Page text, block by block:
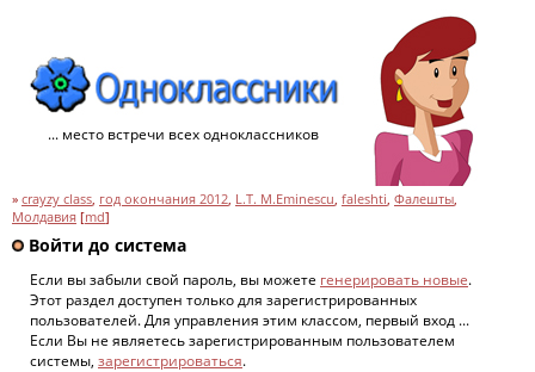
... место встречи всех одноклассников
» crayzy class, год окончания 2012, L.T. M.Eminescu, faleshti, Фалешты,
Молдавия [md]
Войти до система
Если вы забыли свой пароль, вы можете генерировать новые.
Этот раздел доступен только для зарегистрированных
пользователей. Для управления этим классом, первый вход ...
Если Вы не являетесь зарегистрированным пользователем
системы, зарегистрироваться.